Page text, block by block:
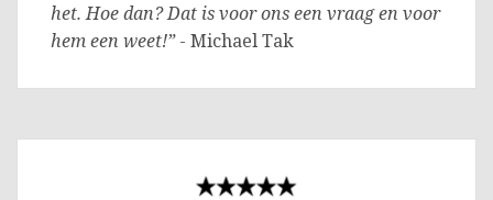
het. Hoe dan? Dat is voor ons een vraag en voor
hem een weet!”- Michael Tak